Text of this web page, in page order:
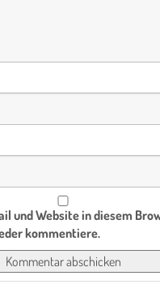
und Website in diesem
kommentiere.